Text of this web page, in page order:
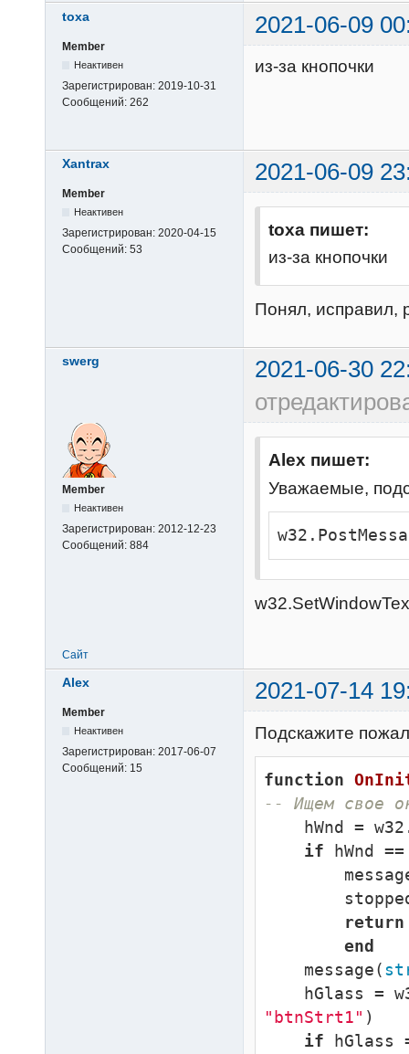
toxa 2021-06-09
Member
Неактивен
Зарегистрирован: 2019-10-31
Сообщений: 262
из-за кнопочки
Xantrax 2021-06-09
Member
Неактивен
Зарегистрирован: 2020-04-15
Сообщений: 53
toxa пишет:
из-за кнопочки
Понял, исправил,
swerg
2021-06-30
Member
Неактивен
Зарегистрирован: 2012-12-23
Сообщений: 884
Alex пишет:
Уважаемые,
Сайт
Alex 2021-07-14
Member
Неактивен
Зарегистрирован: 2017-06-07
Сообщений: 15
Подскажите
function
-- Ищем свое
hWnd =
if hWnd
return
end
    message(
hGlass
"btnStrt1" )
if hGlass